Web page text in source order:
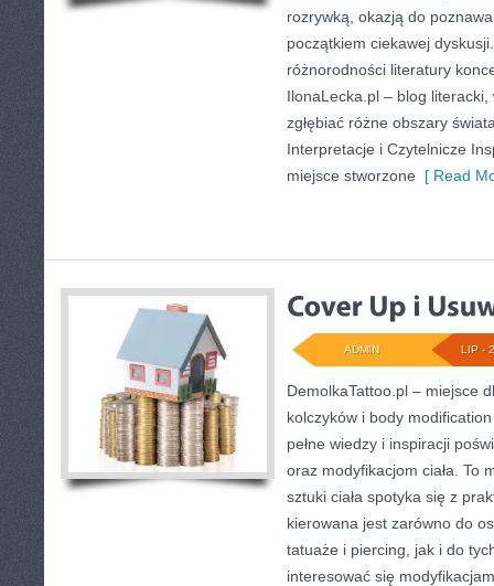
rozrywką, okazją do
początkiem ciekawej dyskusji.
różnorodności literatury
IlonaLecka.pl – blog
zgłębiać różne obszary
Interpretacje i Czytelnicze
miejsce stworzone [ Read
LIP -
ADMIN
DemolkaTattoo.pl – miejsce
kolczyków i body
pełne wiedzy i inspiracji
oraz modyfikacjom ciała. To
sztuki ciała spotyka się z
kierowana jest zarówno do
tatuaże i piercing, jak i do
interesować się